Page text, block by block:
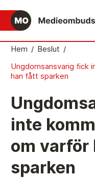
Det medieetiska
Mediernas
Publicitetsreglerna –
systemet
Caspar Opitz är MO
Hem / Beslut /
Ungdomsansvarig fick
han fått sparken
inte
om varför
sparken